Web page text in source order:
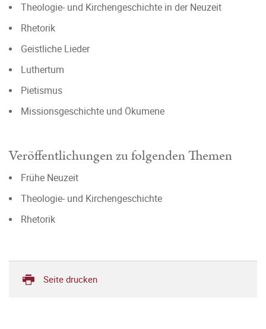
Theologie- und Kirchengeschichte in der Neuzeit
Rhetorik
Geistliche Lieder
Luthertum
Pietismus
Missionsgeschichte und Ökumene
Veröffentlichungen zu folgenden Themen
Frühe Neuzeit
Theologie- und Kirchengeschichte
Rhetorik
Seite drucken